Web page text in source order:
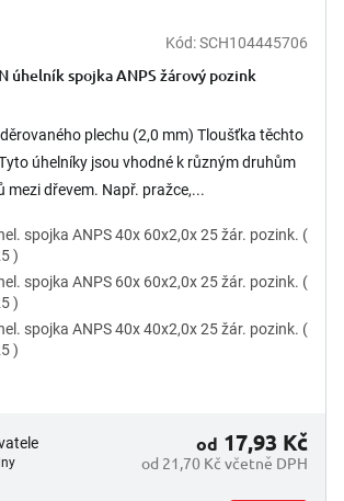
Kód:SCH104445706
úhelník spojka ANPS žárový pozink
děrovaného plechu (2,0 mm) Tloušťka těchto
úhelníky jsou vhodné k různým druhům
mezi dřevem. Např. pražce,...
spojka ANPS 40x 60x2,0x 25 žár. pozink. (
)
spojka ANPS 60x 60x2,0x 25 žár. pozink. (
)
spojka ANPS 40x 40x2,0x 25 žár. pozink. (
)
od 21,70 Kč včetně DPH
od 17,93 Kč